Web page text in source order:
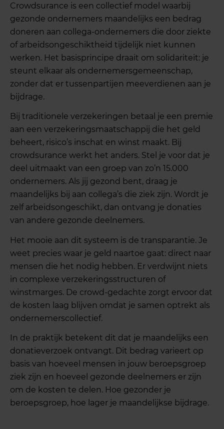
Crowdsurance is een collectief model waarbij
gezonde ondernemers maandelijks een bedrag
doneren aan collega-ondernemers die door ziekte
of arbeidsongeschiktheid tijdelijk niet kunnen
werken. Het basisprincipe draait om solidariteit: je
steunt elkaar als ondernemersgemeenschap,
zonder dat er tussenpartijen meeverdienen aan je
bijdrage.
Bij traditionele verzekeringen betaal je een premie
aan een verzekeringsmaatschappij die het geld
beheert, risico’s inschat en winst maakt. Bij
crowdsurance werkt het anders. Stel je voor dat je
deel uitmaakt van een groep van zo’n 15.000
ondernemers. Als jij gezond bent, draag je
maandelijks bij aan collega’s die ziek zijn. Wordt je
zelf arbeidsongeschikt, dan ontvang je donaties
van andere gezonde deelnemers.
Het mooie aan dit systeem is de transparantie. Je
weet precies waar je geld naartoe gaat: direct naar
mensen die het nodig hebben. Er verdwijnt niets
in complexe verzekeringsstructuren of
winstmarges. De crowd-gedachte zorgt ervoor dat
de kosten laag blijven omdat je samen optrekt als
ondernemerscollectief.
In de praktijk betekent dit dat je maandelijks een
donatieverzoek ontvangt. Dit bedrag varieert op
basis van hoeveel mensen in jouw beroepsgroep
ziek zijn en hoeveel gezonde deelnemers er zijn
om de kosten te delen. Hoe gezonder je
beroepsgroep, hoe lager je maandelijkse bijdrage.